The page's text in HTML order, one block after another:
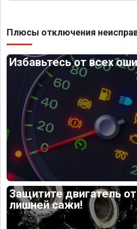
Плюсы отключения
Избавьтесь от всех
Защитите двигатель
лишней сажи!